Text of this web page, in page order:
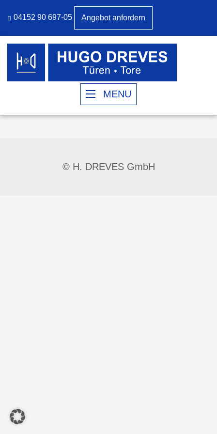
04152 90 697-05 Angebot anfordern
MENU
© H. DREVES GmbH